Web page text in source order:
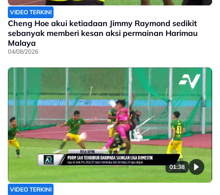
VIDEO TERKINI
Cheng Hoe akui ketiadaan Jimmy Raymond sedikit
sebanyak memberi kesan aksi permainan Harimau
Malaya
04/08/2026
01:38
VIDEO TERKINI